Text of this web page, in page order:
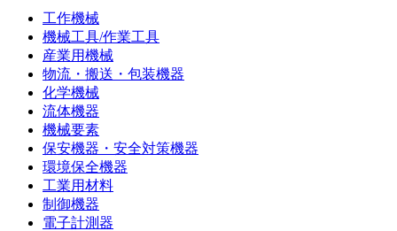
工作機械
機械工具/作業工具
産業用機械
物流・搬送・包装機器
化学機械
流体機器
機械要素
保安機器・安全対策機器
環境保全機器
工業用材料
制御機器
電子計測器